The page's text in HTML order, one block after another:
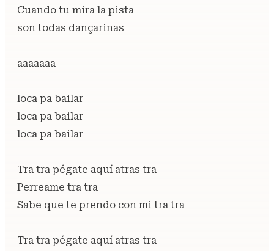
Cuando tu mira la pista
son todas dançarinas
aaaaaaa
loca pa bailar
loca pa bailar
loca pa bailar
Tra tra pégate aquí atras tra
Perreame tra tra
Sabe que te prendo con mi tra tra
Tra tra pégate aquí atras tra